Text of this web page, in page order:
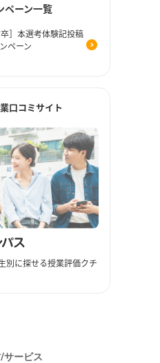
ペーン一覧
卒］本選考体験記投稿
ペーン
口コミサイト
別に探せる授業評価クチ
/サービス